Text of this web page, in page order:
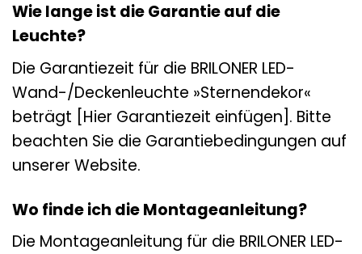
Wie lange ist die Garantie auf die
Leuchte?
Die Garantiezeit für die BRILONER LED-
Wand-/Deckenleuchte »Sternendekor«
beträgt [Hier Garantiezeit einfügen]. Bitte
beachten Sie die Garantiebedingungen auf
unserer Website.
Wo finde ich die Montageanleitung?
Die Montageanleitung für die BRILONER LED-